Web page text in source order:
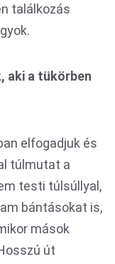
találkozás
aki a tükörben
elfogadjuk és
túlmutat a
testi túlsúllyal,
bántásokat is,
mások
út